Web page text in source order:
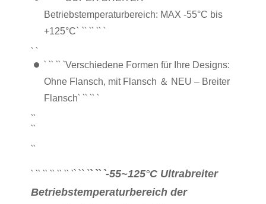
Betriebstemperaturbereich: MAX -55°C bis
+125°C` `` `` `` `
` `
` `` `` `Verschiedene Formen für Ihre Designs:
Ohne Flansch, mit Flansch ＆ NEU – Breiter
Flansch` `` `` `
``
``
``
` `` `` `` `` `` `` `` `` `` `-55~125°C Ultrabreiter
Betriebstemperaturbereich der